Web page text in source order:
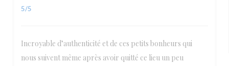
5/5
Incroyable d’authenticité et de ces petits bonheurs qui
nous suivent même après avoir quitté ce lieu un peu